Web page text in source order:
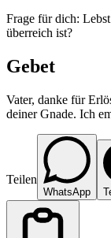
Frage für dich:
überreich ist?
Gebet
Vater, danke für
deiner Gnade. Ich
Teilen
WhatsApp